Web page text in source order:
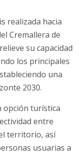
realizada hacia
Cremallera de
su capacidad
los principales
una
2030.
opción turística
entre
territorio, así
usuarias a